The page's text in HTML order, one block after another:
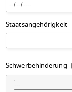
Staatsangehörigkeit
Schwerbehinderung
---